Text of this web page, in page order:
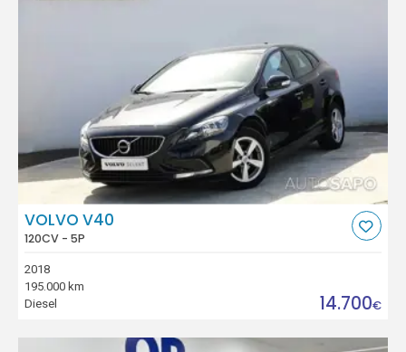
VOLVO V40
120CV - 5P
2018
195.000 km
Diesel
14.700€